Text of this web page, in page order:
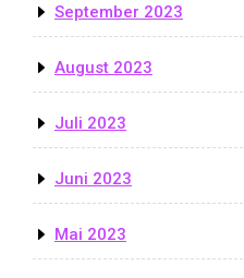
September 2023
August 2023
Juli 2023
Juni 2023
Mai 2023